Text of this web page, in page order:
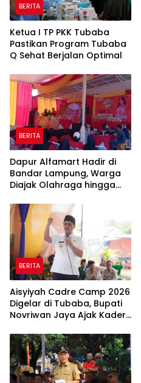
BERITA
Ketua I TP PKK Tubaba
Pastikan Program Tubaba
Q Sehat Berjalan Optimal
BERITA
Dapur Alfamart Hadir di
Bandar Lampung, Warga
Diajak Olahraga hingga
BERITA
Aisyiyah Cadre Camp 2026
Digelar di Tubaba, Bupati
Novriwan Jaya Ajak Kader
Pembangunan